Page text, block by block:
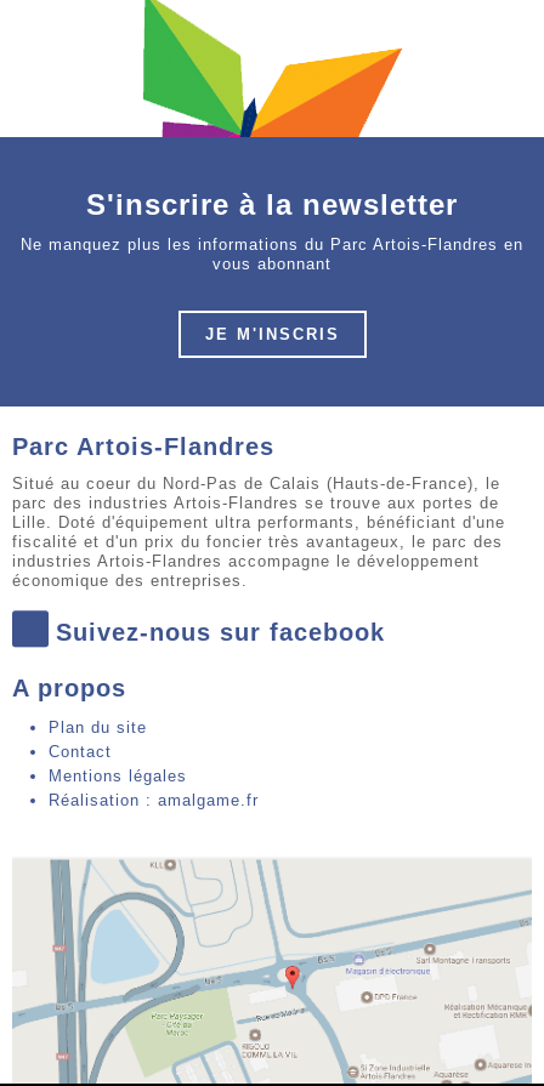
S'inscrire à la newsletter
Ne manquez plus les informations du Parc Artois-Flandres en
vous abonnant
JE M'INSCRIS
Parc Artois-Flandres
Situé au coeur du Nord-Pas de Calais (Hauts-de-France), le
parc des industries Artois-Flandres se trouve aux portes de
Lille. Doté d'équipement ultra performants, bénéficiant d'une
fiscalité et d'un prix du foncier très avantageux, le parc des
industries Artois-Flandres accompagne le développement
économique des entreprises.
Suivez-nous sur facebook
A propos
Plan du site
Contact
Mentions légales
Réalisation : amalgame.fr